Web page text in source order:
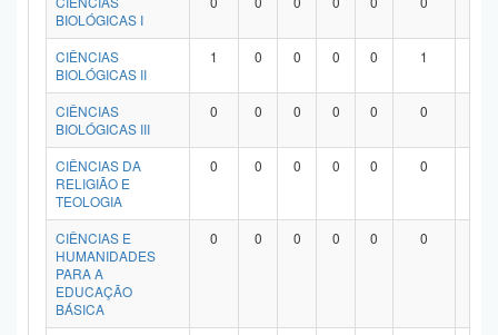
BIOLÓGICAS I
CIÊNCIAS
BIOLÓGICAS II
1 0 0 0 0 1
CIÊNCIAS
BIOLÓGICAS III
0 0 0 0 0 0
CIÊNCIAS DA
RELIGIÃO E
TEOLOGIA
0 0 0 0 0 0
CIÊNCIAS E
HUMANIDADES
PARA A
EDUCAÇÃO
BÁSICA
0 0 0 0 0 0